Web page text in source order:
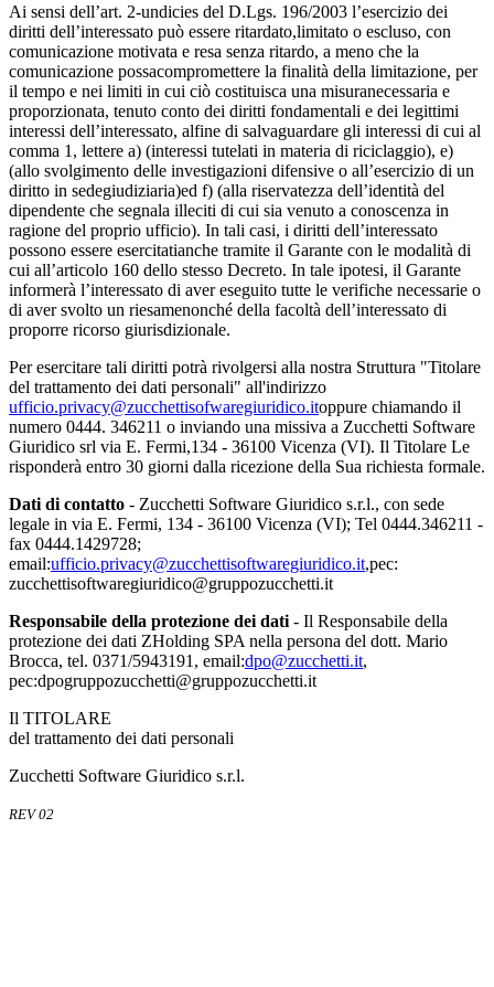
Ai sensi dell’art. 2-undicies del D.Lgs. 196/2003 l’esercizio dei
diritti dell’interessato può essere ritardato,limitato o escluso, con
comunicazione motivata e resa senza ritardo, a meno che la
comunicazione possacompromettere la finalità della limitazione, per
il tempo e nei limiti in cui ciò costituisca una misuranecessaria e
proporzionata, tenuto conto dei diritti fondamentali e dei legittimi
interessi dell’interessato, alfine di salvaguardare gli interessi di cui al
comma 1, lettere a) (interessi tutelati in materia di riciclaggio), e)
(allo svolgimento delle investigazioni difensive o all’esercizio di un
diritto in sedegiudiziaria)ed f) (alla riservatezza dell’identità del
dipendente che segnala illeciti di cui sia venuto a conoscenza in
ragione del proprio ufficio). In tali casi, i diritti dell’interessato
possono essere esercitatianche tramite il Garante con le modalità di
cui all’articolo 160 dello stesso Decreto. In tale ipotesi, il Garante
informerà l’interessato di aver eseguito tutte le verifiche necessarie o
di aver svolto un riesamenonché della facoltà dell’interessato di
proporre ricorso giurisdizionale.
Per esercitare tali diritti potrà rivolgersi alla nostra Struttura "Titolare
del trattamento dei dati personali" all'indirizzo
ufficio.privacy@zucchettisofwaregiuridico.itoppure chiamando il
numero 0444. 346211 o inviando una missiva a Zucchetti Software
Giuridico srl via E. Fermi,134 - 36100 Vicenza (VI). Il Titolare Le
risponderà entro 30 giorni dalla ricezione della Sua richiesta formale.
Dati di contatto - Zucchetti Software Giuridico s.r.l., con sede
legale in via E. Fermi, 134 - 36100 Vicenza (VI); Tel 0444.346211 -
fax 0444.1429728;
email:ufficio.privacy@zucchettisoftwaregiuridico.it,pec:
zucchettisoftwaregiuridico@gruppozucchetti.it
Responsabile della protezione dei dati - Il Responsabile della
protezione dei dati ZHolding SPA nella persona del dott. Mario
Brocca, tel. 0371/5943191, email:dpo@zucchetti.it,
pec:dpogruppozucchetti@gruppozucchetti.it
Il TITOLARE
del trattamento dei dati personali
Zucchetti Software Giuridico s.r.l.
REV 02